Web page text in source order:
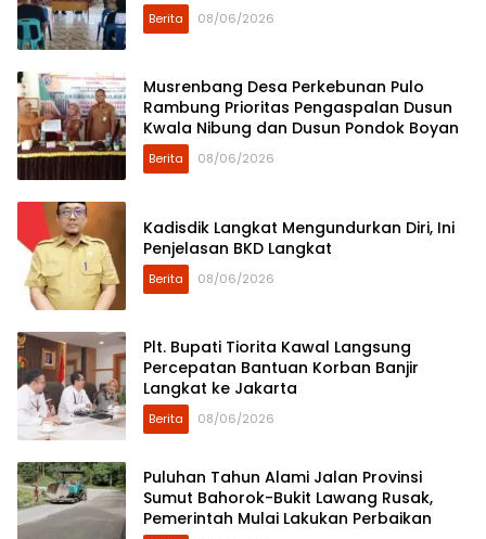
Berita 08/06/2026
Musrenbang Desa Perkebunan Pulo
Rambung Prioritas Pengaspalan Dusun
Kwala Nibung dan Dusun Pondok Boyan
Berita 08/06/2026
Kadisdik Langkat Mengundurkan Diri, Ini
Penjelasan BKD Langkat
Berita 08/06/2026
Plt. Bupati Tiorita Kawal Langsung
Percepatan Bantuan Korban Banjir
Langkat ke Jakarta
Berita 08/06/2026
Puluhan Tahun Alami Jalan Provinsi
Sumut Bahorok-Bukit Lawang Rusak,
Pemerintah Mulai Lakukan Perbaikan